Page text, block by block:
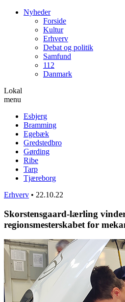
Nyheder
Forside
Kultur
Erhverv
Debat og politik
Samfund
112
Danmark
Lokal
menu
Esbjerg
Bramming
Egebæk
Gredstedbro
Gørding
Ribe
Tarp
Tjæreborg
Erhverv • 22.10.22
Skorstensgaard-lærling
regionsmesterskabet for